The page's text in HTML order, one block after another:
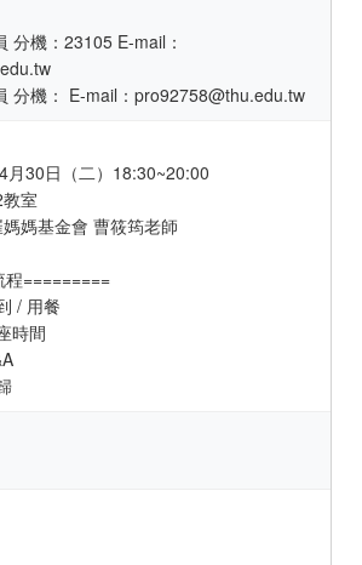
分機：23105 E-mail：
分機： E-mail：pro92758@thu.edu.tw
月30日（二）18:30~20:00
室
媽基金會 曹筱筠老師
程=========
/ 用餐
時間